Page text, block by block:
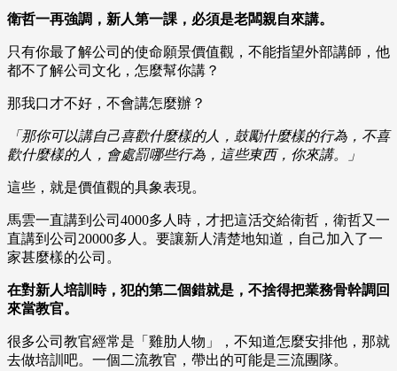
衛哲一再強調，新人第一課，必須是老闆親自來講。
只有你最了解公司的使命願景價值觀，不能指望外部講師，他
都不了解公司文化，怎麼幫你講？
那我口才不好，不會講怎麼辦？
「那你可以講自己喜歡什麼樣的人，鼓勵什麼樣的行為，不喜
歡什麼樣的人，會處罰哪些行為，這些東西，你來講。」
這些，就是價值觀的具象表現。
馬雲一直講到公司4000多人時，才把這活交給衛哲，衛哲又一
直講到公司20000多人。要讓新人清楚地知道，自己加入了一
家甚麼樣的公司。
在對新人培訓時，犯的第二個錯就是，不捨得把業務骨幹調回
來當教官。
很多公司教官經常是「雞肋人物」，不知道怎麼安排他，那就
去做培訓吧。一個二流教官，帶出的可能是三流團隊。